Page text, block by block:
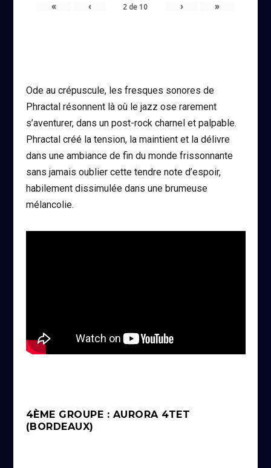
« ‹ 2 de10 › »
Ode au crépuscule, les fresques sonores de
Phractal résonnent là où le jazz ose rarement
s’aventurer, dans un post-rock charnel et palpable.
Phractal créé la tension, la maintient et la délivre
dans une ambiance de fin du monde frissonnante
sans jamais oublier cette tendre note d’espoir,
habilement dissimulée dans une brumeuse
mélancolie.
4ÈME GROUPE : AURORA 4TET
(BORDEAUX)